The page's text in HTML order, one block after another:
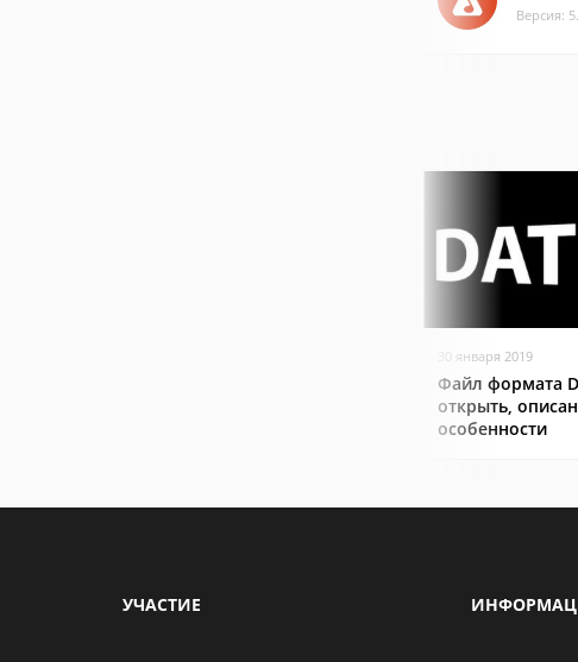
Версия:
30 января 2019
Файл формата
открыть,
особенности
УЧАСТИЕ